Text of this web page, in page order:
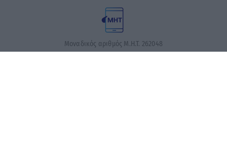
Μοναδικός αριθμός Μ.Η.Τ. 262048